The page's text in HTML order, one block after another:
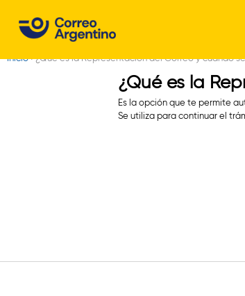
e
Inicio›¿Qué es la Representación del Correo y cuándo
¿Qué es la
Es la opción que te permite
Se utiliza para continuar el